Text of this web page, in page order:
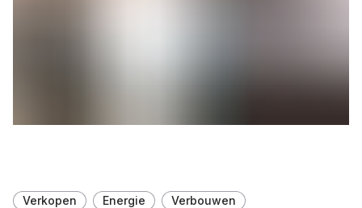
Verkopen Energie Verbouwen